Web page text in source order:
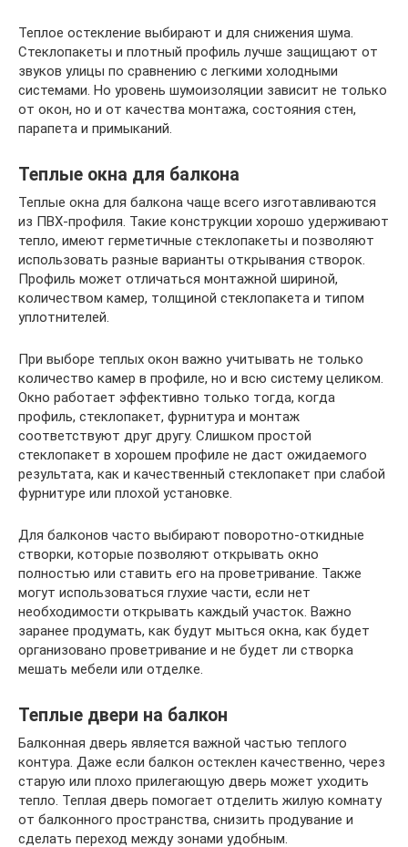
Теплое остекление выбирают и для снижения шума.
Стеклопакеты и плотный профиль лучше защищают от
звуков улицы по сравнению с легкими холодными
системами. Но уровень шумоизоляции зависит не только
от окон, но и от качества монтажа, состояния стен,
парапета и примыканий.
Теплые окна для балкона
Теплые окна для балкона чаще всего изготавливаются
из ПВХ-профиля. Такие конструкции хорошо удерживают
тепло, имеют герметичные стеклопакеты и позволяют
использовать разные варианты открывания створок.
Профиль может отличаться монтажной шириной,
количеством камер, толщиной стеклопакета и типом
уплотнителей.
При выборе теплых окон важно учитывать не только
количество камер в профиле, но и всю систему целиком.
Окно работает эффективно только тогда, когда
профиль, стеклопакет, фурнитура и монтаж
соответствуют друг другу. Слишком простой
стеклопакет в хорошем профиле не даст ожидаемого
результата, как и качественный стеклопакет при слабой
фурнитуре или плохой установке.
Для балконов часто выбирают поворотно-откидные
створки, которые позволяют открывать окно
полностью или ставить его на проветривание. Также
могут использоваться глухие части, если нет
необходимости открывать каждый участок. Важно
заранее продумать, как будут мыться окна, как будет
организовано проветривание и не будет ли створка
мешать мебели или отделке.
Теплые двери на балкон
Балконная дверь является важной частью теплого
контура. Даже если балкон остеклен качественно, через
старую или плохо прилегающую дверь может уходить
тепло. Теплая дверь помогает отделить жилую комнату
от балконного пространства, снизить продувание и
сделать переход между зонами удобным.